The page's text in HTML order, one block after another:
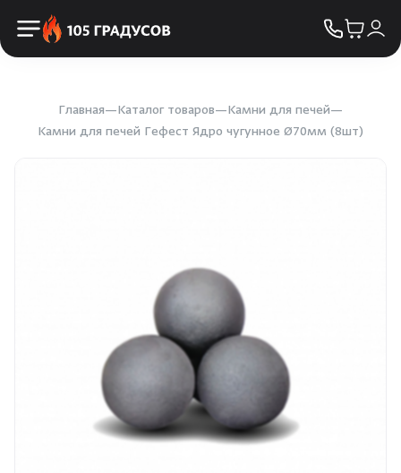
Освещение
Облицовка и порталы
SPA-оборудование
Камни для печей
Главная Каталог товаров
Камни для печей
Камни для печей Гефест Ядро чугунное Ø70мм (8шт)